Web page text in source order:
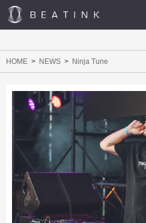
HOME NEWS Ninja Tune